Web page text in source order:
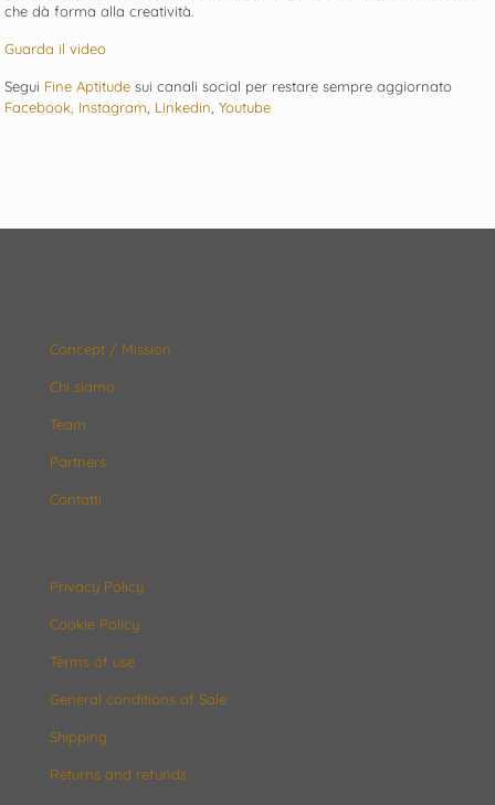
che dà forma alla creatività.
Guarda il video
Segui Fine Aptitude sui canali social per restare sempre aggiornato
Facebook, Instagram Linkedin ,Youtube
Concept / Mission
Chi siamo
Team
Partners
Contatti
Privacy Policy
Cookie Policy
Terms of use
General conditions of Sale
Shipping
Returns and refunds